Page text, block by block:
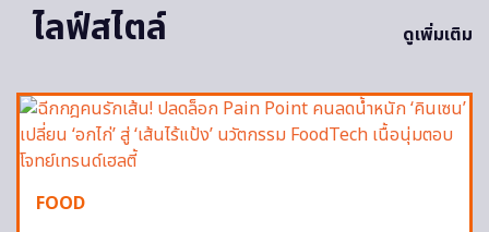
ไลฟ์สไตล์
ดูเพิ่มเติม
FOOD